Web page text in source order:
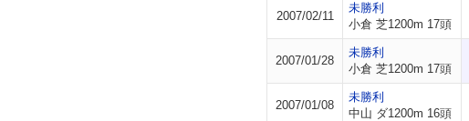
2007/02/11
未勝利
小倉 芝1200m 17頭
2007/01/28
未勝利
小倉 芝1200m 17頭
2007/01/08
未勝利
中山 ダ1200m 16頭